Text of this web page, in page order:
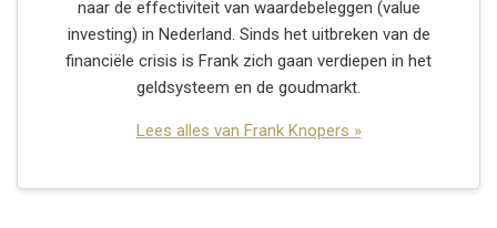
naar de effectiviteit van waardebeleggen (value
investing) in Nederland. Sinds het uitbreken van de
financiële crisis is Frank zich gaan verdiepen in het
geldsysteem en de goudmarkt.
Lees alles van Frank Knopers »